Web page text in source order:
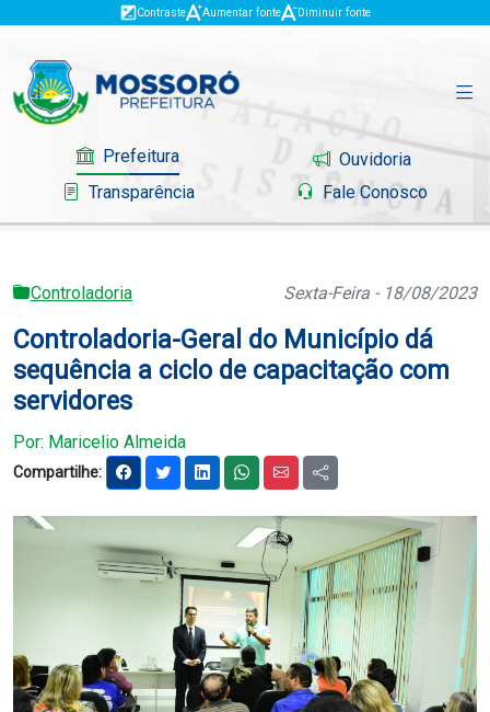
Contraste Aumentar fonte Diminuir fonte
Prefeitura
Ouvidoria
Transparência
Fale Conosco
Governo
Mossoró
Serviços
Portal do Contribuinte
Notícias
Carta de Serviço
PESQUISAR
Controladoria Sexta-Feira - 18/08/2023
Controladoria-Geral do Município dá
sequência a ciclo de capacitação com
servidores
Por: Maricelio Almeida
Compartilhe: